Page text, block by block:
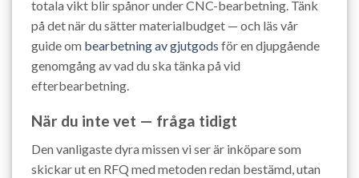
totala vikt blir spånor under CNC-bearbetning. Tänk
på det när du sätter materialbudget — och läs vår
guide om bearbetning av gjutgods för en djupgående
genomgång av vad du ska tänka på vid
efterbearbetning.
När du inte vet — fråga tidigt
Den vanligaste dyra missen vi ser är inköpare som
skickar ut en RFQ med metoden redan bestämd, utan